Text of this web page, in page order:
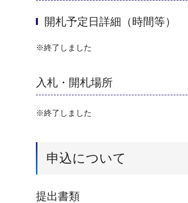
開札予定日詳細（時間等）
※終了しました
入札・開札場所
※終了しました
申込について
提出書類